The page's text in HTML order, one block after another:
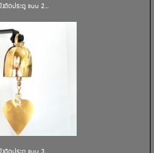
ติดประตู แบบ 2...